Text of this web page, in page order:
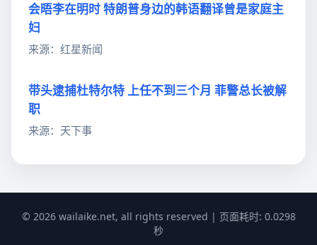
会晤李在明时 特朗普身边的韩语翻译曾是家庭主
妇
来源：红星新闻
带头逮捕杜特尔特 上任不到三个月 菲警总长被解
职
来源：天下事
© 2026 wailaike.net, all rights reserved | 页面耗时: 0.0298
秒